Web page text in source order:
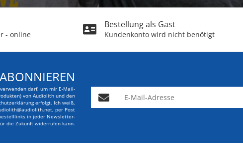
- online
Bestellung als Gast
Kundenkonto wird nicht benötigt
darf, um mir E-Mail-
von Audiolith und den
erfolgt. Ich weiß,
per Post
in jeder Newsletter-
die Zukunft widerrufen kann.
E-Mail-Adresse